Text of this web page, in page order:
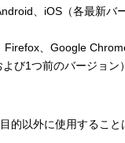
、iOS（各最新バ
Firefox、Google
び1つ前のバージョン
的以外に使用すること